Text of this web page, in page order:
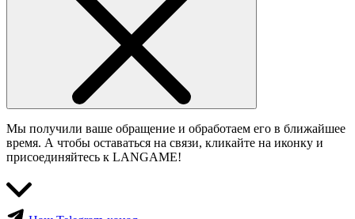
Мы получили ваше обращение и обработаем его в ближайшее
время. А чтобы оставаться на связи, кликайте на иконку и
присоединяйтесь к LANGAME!